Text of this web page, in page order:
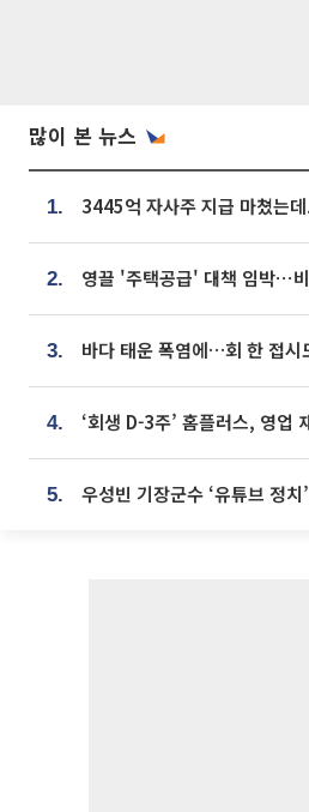
많이 본 뉴스
1.
2.
3. 바다 태운 폭염에…회 한 접시
4.
5.